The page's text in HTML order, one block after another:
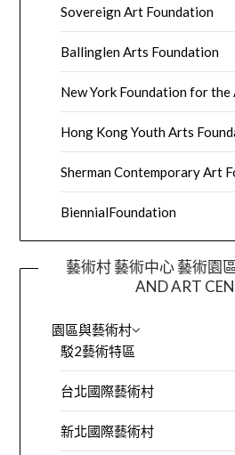
Sovereign Art Foundation
Ballinglen Arts Foundation
New York Foundation for the
Hong Kong Youth Arts
Sherman Contemporary Art
BiennialFoundation
藝術村 藝術中心 藝術園
AND ART
園區與藝術村
駁2藝術特區
台北國際藝術村
新北國際藝術村